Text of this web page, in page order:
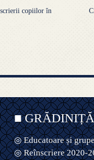
copiilor în
■ GRĂDINIȚĂ
◎ Educatoare și
◎ Reînscriere 2020-